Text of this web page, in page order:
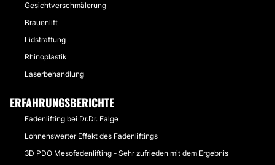
Gesichtverschmälerung
Brauenlift
Lidstraffung
Rhinoplastik
Laserbehandlung
ERFAHRUNGSBERICHTE
Fadenlifting bei Dr.Dr. Falge
Lohnenswerter Effekt des Fadenliftings
3D PDO Mesofadenlifting - Sehr zufrieden mit dem Ergebnis